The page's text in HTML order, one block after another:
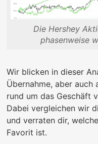
Die Hershey
phasenweise
Wir blicken in dieser
Übernahme, aber
rund um das Geschäft
Dabei vergleichen wir
und verraten dir,
Favorit ist.